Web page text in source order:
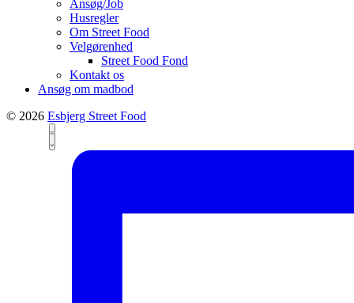
Ansøg/Job
Husregler
Om Street Food
Velgørenhed
Street Food Fond
Kontakt os
Ansøg om madbod
© 2026 Esbjerg Street Food
Views
Navigation
Event
Views
Navigation
List